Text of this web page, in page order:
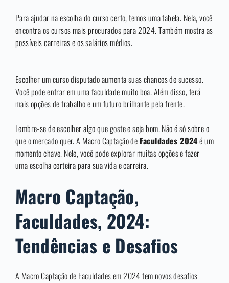
Para ajudar na escolha do curso certo, temos uma tabela. Nela, você
encontra os cursos mais procurados para 2024. Também mostra as
possíveis carreiras e os salários médios.
Escolher um curso disputado aumenta suas chances de sucesso.
Você pode entrar em uma faculdade muito boa. Além disso, terá
mais opções de trabalho e um futuro brilhante pela frente.
Lembre-se de escolher algo que goste e seja bom. Não é só sobre o
que o mercado quer. A Macro Captação de Faculdades 2024é um
momento chave. Nele, você pode explorar muitas opções e fazer
uma escolha certeira para sua vida e carreira.
Macro Captação,
Faculdades, 2024:
Tendências e Desafios
A Macro Captação de Faculdades em 2024 tem novos desafios